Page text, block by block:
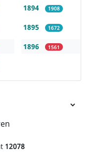
1894 1908
1895 1672
1896 1561
12078